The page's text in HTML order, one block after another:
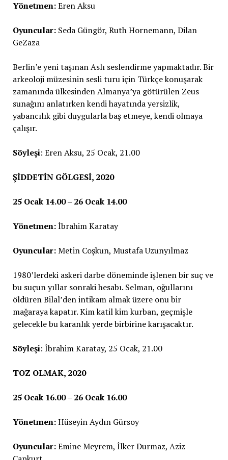
Yönetmen:Eren Aksu
Oyuncular: Seda Güngör, Ruth Hornemann, Dilan
GeZaza
Berlin’e yeni taşınan Aslı seslendirme yapmaktadır. Bir
arkeoloji müzesinin sesli turu için Türkçe konuşarak
zamanında ülkesinden Almanya’ya götürülen Zeus
sunağını anlatırken kendi hayatında yersizlik,
yabancılık gibi duygularla baş etmeye, kendi olmaya
çalışır.
Söyleşi: Eren Aksu, 25 Ocak, 21.00
ŞİDDETİN GÖLGESİ, 2020
25 Ocak 14.00 – 26 Ocak 14.00
Yönetmen:İbrahim Karatay
Oyuncular:Metin Coşkun, Mustafa Uzunyılmaz
1980’lerdeki askeri darbe döneminde işlenen bir suç ve
bu suçun yıllar sonraki hesabı. Selman, oğullarını
öldüren Bilal’den intikam almak üzere onu bir
mağaraya kapatır. Kim katil kim kurban, geçmişle
gelecekle bu karanlık yerde birbirine karışacaktır.
Söyleşi: İbrahim Karatay, 25 Ocak, 21.00
TOZ OLMAK, 2020
25 Ocak 16.00 – 26 Ocak 16.00
Yönetmen:Hüseyin Aydın Gürsoy
Oyuncular:Emine Meyrem, İlker Durmaz, Aziz